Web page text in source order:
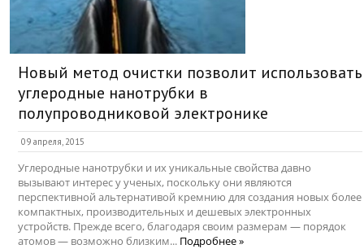
Новый метод очистки позволит использовать
углеродные нанотрубки в
полупроводниковой электронике
09 апреля, 2015
Углеродные нанотрубки и их уникальные свойства давно
вызывают интерес у ученых, поскольку они являются
перспективной альтернативой кремнию для создания новых более
компактных, производительных и дешевых электронных
устройств. Прежде всего, благодаря своим размерам — порядок
атомов — возможно близким... Подробнее »